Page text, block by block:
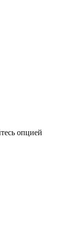
опцией